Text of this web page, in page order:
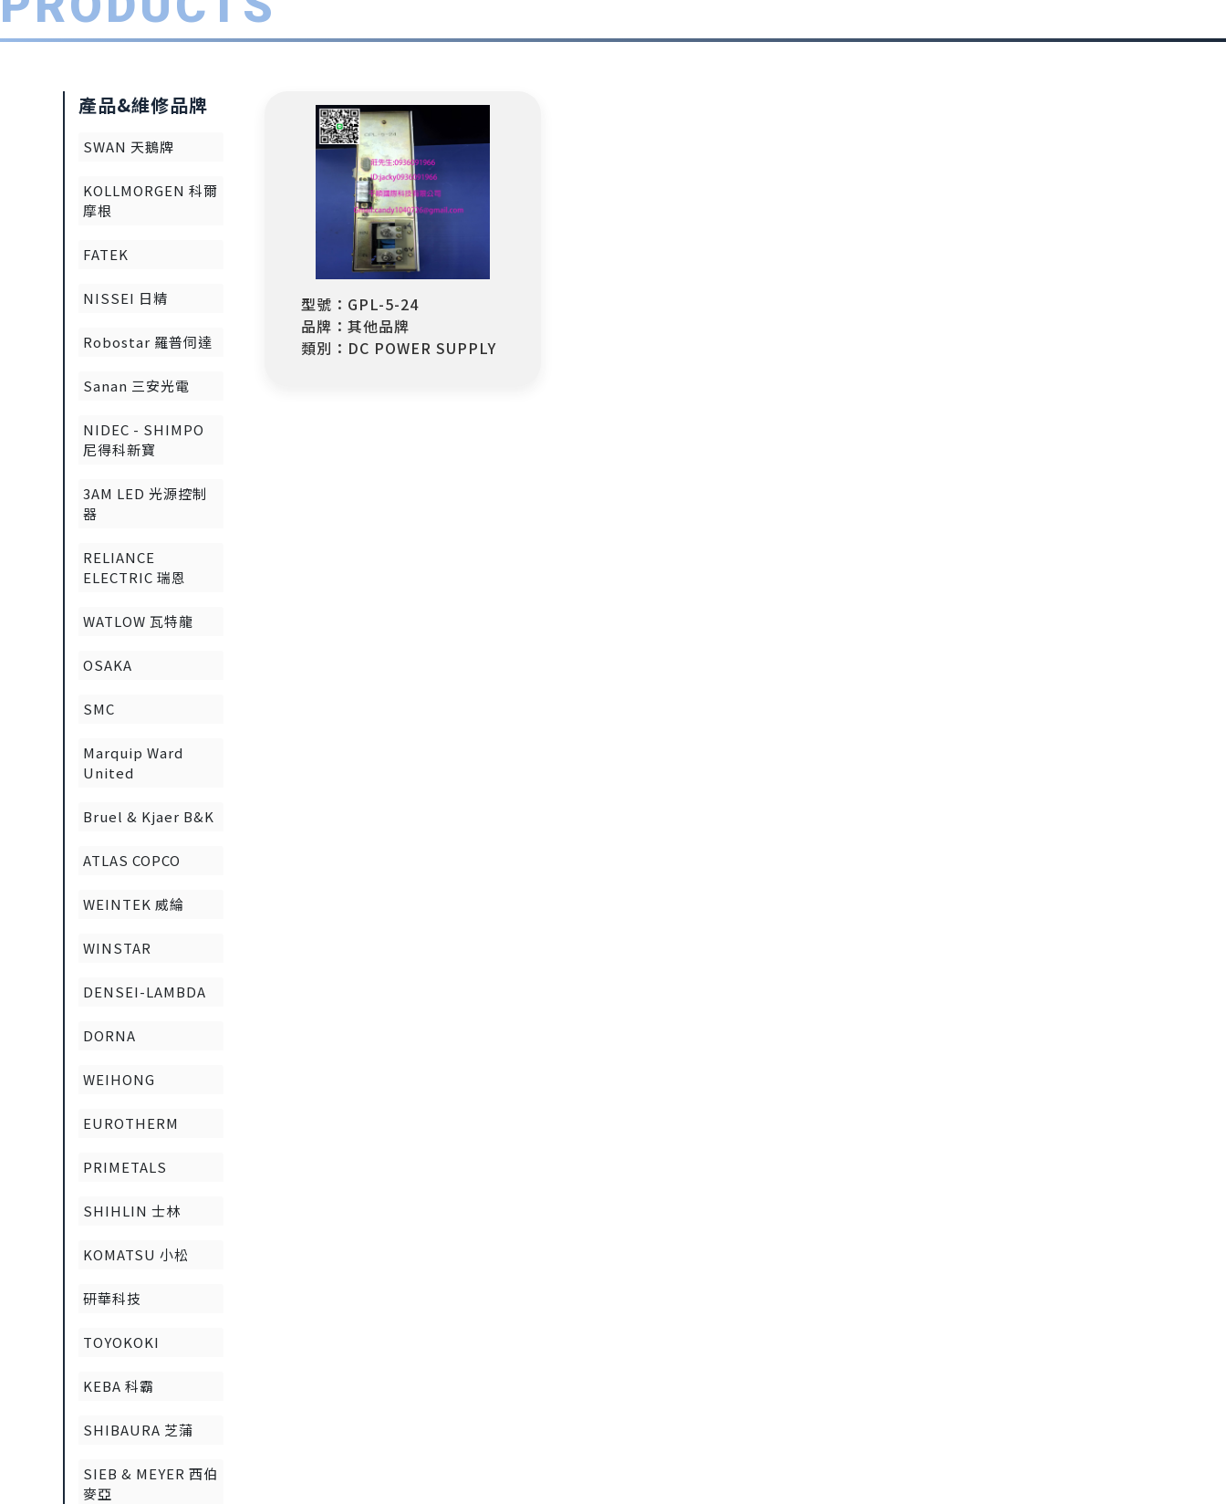
產品&維修品牌
SWAN 天鵝牌
KOLLMORGEN 科爾
摩根
FATEK
NISSEI 日精
Robostar 羅普伺達
Sanan 三安光電
NIDEC - SHIMPO
尼得科新寶
3AM LED 光源控制
器
RELIANCE
ELECTRIC 瑞恩
WATLOW 瓦特龍
OSAKA
SMC
Marquip Ward
United
Bruel & Kjaer B&K
ATLAS COPCO
WEINTEK 威綸
WINSTAR
DENSEI-LAMBDA
DORNA
WEIHONG
EUROTHERM
PRIMETALS
SHIHLIN 士林
KOMATSU 小松
研華科技
TOYOKOKI
KEBA 科霸
SHIBAURA 芝蒲
SIEB & MEYER 西伯
麥亞
型號：GPL-5-24
品牌：其他品牌
類別：DC POWER SUPPLY